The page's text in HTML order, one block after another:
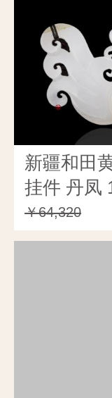
新疆和田
挂件 丹凤
￥64,320